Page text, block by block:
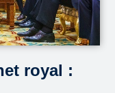
royal :